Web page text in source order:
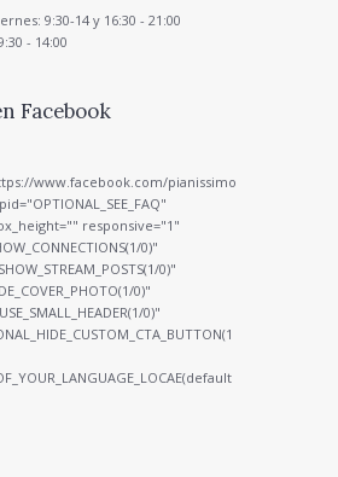
9:30-14 y 16:30 - 21:00
- 14:00
Facebook
www.facebook.com/pianissimo
responsive="1"
0)"
0)"
0)"
0)"